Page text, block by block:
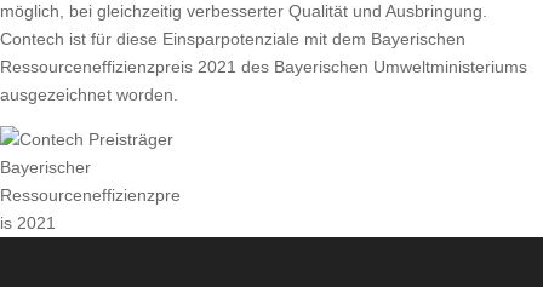
möglich, bei gleichzeitig verbesserter Qualität und Ausbringung.
Contech ist für diese Einsparpotenziale mit dem Bayerischen
Ressourceneffizienzpreis 2021 des Bayerischen Umweltministeriums
ausgezeichnet worden.